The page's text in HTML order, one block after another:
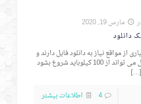
مارس 19, 2020
دانلود
از مواقع نیاز به دانلود فایل دارند و
حجم دانلود این فایل می تواند از 100 کیلوباید شروع بشود
[…]
4 اطلاعات بیشتر